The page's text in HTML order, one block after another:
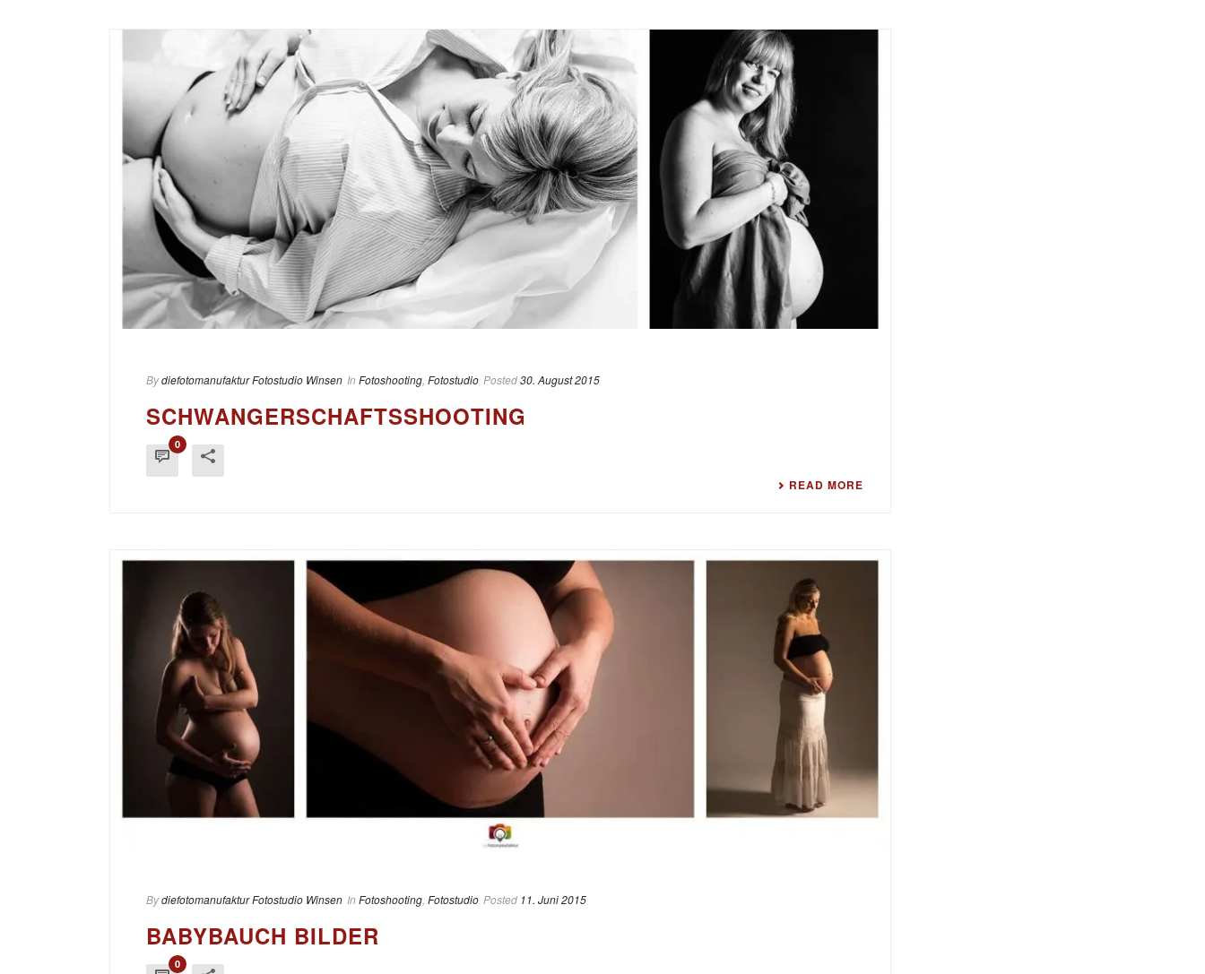
Bydiefotomanufaktur Fotostudio Winsen In Fotoshooting Fotostudio Posted30. August 2015
SCHWANGERSCHAFTSSHOOTING
0
READ MORE
Bydiefotomanufaktur Fotostudio Winsen In Fotoshooting Fotostudio Posted 11. Juni 2015
BABYBAUCH BILDER
0